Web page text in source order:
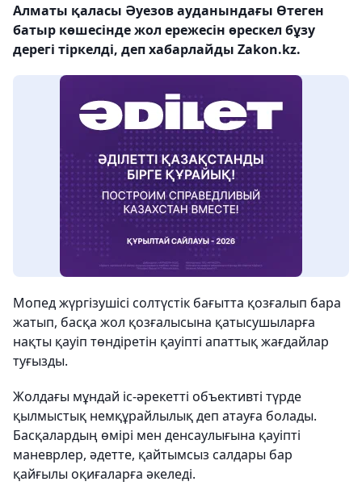
Алматы қаласы Әуезов ауданындағы Өтеген
батыр көшесінде жол ережесін өрескел бұзу
дерегі тіркелді, деп хабарлайды Zakon.kz.
Мопед жүргізушісі солтүстік бағытта қозғалып бара
жатып, басқа жол қозғалысына қатысушыларға
нақты қауіп төндіретін қауіпті апаттық жағдайлар
туғызды.
Жолдағы мұндай іс-әрекетті объективті түрде
қылмыстық немқұрайлылық деп атауға болады.
Басқалардың өмірі мен денсаулығына қауіпті
маневрлер, әдетте, қайтымсыз салдары бар
қайғылы оқиғаларға әкеледі.